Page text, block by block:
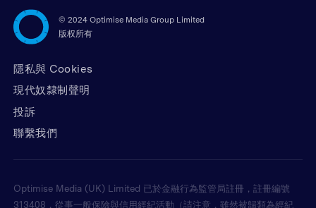
© 2024 Optimise Media Group Limited
版权所有
隱私與 Cookies
現代奴隸制聲明
投訴
聯繫我們
Optimise Media (UK) Limited 已於金融行為監管局註冊，註冊編號
313408，從事一般保險與信用經紀活動（請注意，雖然被歸類為經紀